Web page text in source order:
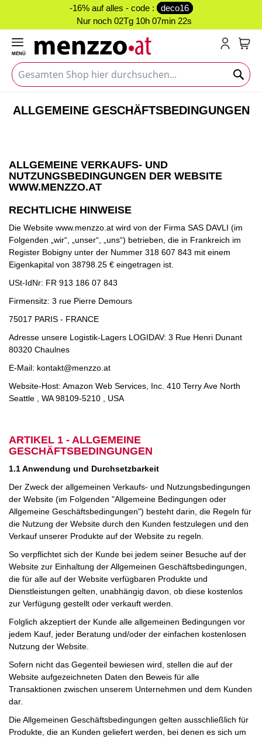
-16% auf alles - code :
deco16
Nur noch 02Tg 10h 07min 21s
MENÜ
ALLGEMEINE GESCHÄFTSBEDINGUNGEN
ALLGEMEINE VERKAUFS- UND
NUTZUNGSBEDINGUNGEN DER WEBSITE
WWW.MENZZO.AT
RECHTLICHE HINWEISE
Die Website www.menzzo.at wird von der Firma SAS DAVLI (im
Folgenden „wir“, „unser“, „uns“) betrieben, die in Frankreich im
Register Bobigny unter der Nummer 318 607 843 mit einem
Eigenkapital von 38798.25 € eingetragen ist.
USt-IdNr: FR 913 186 07 843
Firmensitz: 3 rue Pierre Demours
75017 PARIS - FRANCE
Adresse unsere Logistik-Lagers LOGIDAV: 3 Rue Henri Dunant
80320 Chaulnes
E-Mail: kontakt@menzzo.at
Website-Host: Amazon Web Services, Inc. 410 Terry Ave North
Seattle , WA 98109-5210 , USA
ARTIKEL 1 - ALLGEMEINE
GESCHÄFTSBEDINGUNGEN
1.1 Anwendung und Durchsetzbarkeit
Der Zweck der allgemeinen Verkaufs- und Nutzungsbedingungen
der Website (im Folgenden "Allgemeine Bedingungen oder
Allgemeine Geschäftsbedingungen") besteht darin, die Regeln für
die Nutzung der Website durch den Kunden festzulegen und den
Verkauf unserer Produkte auf der Website zu regeln.
So verpflichtet sich der Kunde bei jedem seiner Besuche auf der
Website zur Einhaltung der Allgemeinen Geschäftsbedingungen,
die für alle auf der Website verfügbaren Produkte und
Dienstleistungen gelten, unabhängig davon, ob diese kostenlos
zur Verfügung gestellt oder verkauft werden.
Folglich akzeptiert der Kunde alle allgemeinen Bedingungen vor
jedem Kauf, jeder Beratung und/oder der einfachen kostenlosen
Nutzung der Website.
Sofern nicht das Gegenteil bewiesen wird, stellen die auf der
Website aufgezeichneten Daten den Beweis für alle
Transaktionen zwischen unserem Unternehmen und dem Kunden
dar.
Die Allgemeinen Geschäftsbedingungen gelten ausschließlich für
Produkte, die an Kunden geliefert werden, bei denen es sich um